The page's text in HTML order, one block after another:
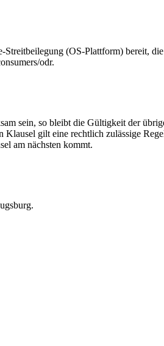
(OS-Plattform) bereit,
odr.
sein, so bleibt die Gültigkeit der
gilt eine rechtlich zulässige
am nächsten kommt.